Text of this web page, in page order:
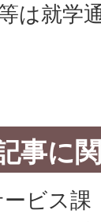
は就学
事に
ビス課